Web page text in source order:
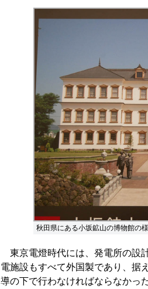
秋田県にある小坂鉱山の博物館の
東京電燈時代には、発電所の設
電施設もすべて外国製であり、据
導の下で行わなければならなかっ